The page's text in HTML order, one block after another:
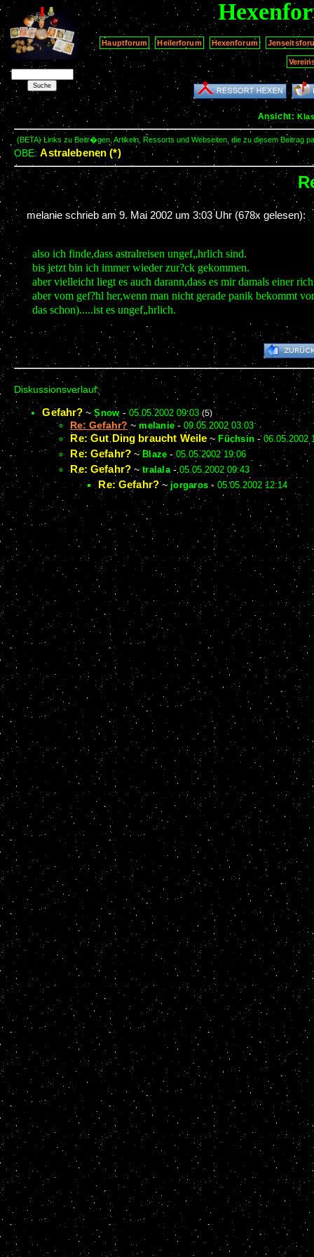
Hauptforum Heilerforum Hexenforum
Ansicht:
(BETA) Links zu Beitr�gen, Artikeln, Ressorts und Webseiten, die zu diesem Beitrag
OBE:Astralebenen (*)
melanie schrieb am9. Mai 2002 um 3:03 Uhr (678x gelesen):
also ich finde,dass astralreisen ungef„hrlich sind.
bis jetzt bin ich immer wieder zur?ck gekommen.
aber vielleicht liegt es auch darann,dass es mir damals einer
aber vom gef?hl her,wenn man nicht gerade panik bekommt
das schon).....ist es ungef„hrlich.
Diskussionsverlauf:
Gefahr? ~Snow -05.05.2002 09:03 (5)
Re: Gefahr? ~melanie -09.05.2002 03:03
Re: Gut Ding braucht Weile~ Füchsin -06.05.2002
Re: Gefahr? ~ Blaze -05.05.2002 19:06
Re: Gefahr? ~tralala- 05.05.2002 09:43
Re: Gefahr?~ jorgaros -05.05.2002 12:14